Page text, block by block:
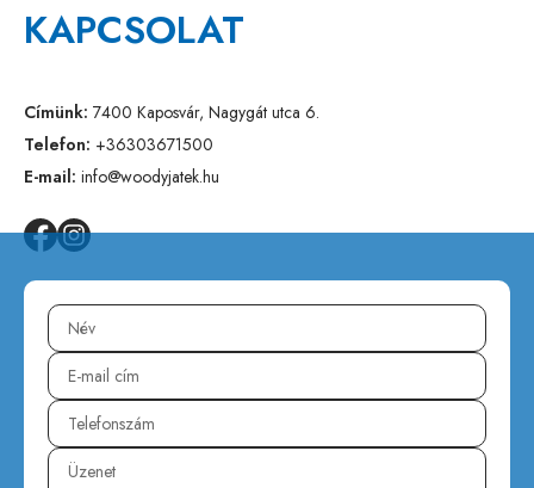
KAPCSOLAT
Címünk: 7400 Kaposvár, Nagygát utca 6.
Telefon: +36303671500
E-mail: info@woodyjatek.hu